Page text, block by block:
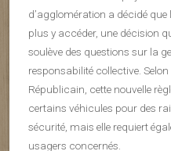
d’agglomération a décidé
plus y accéder, une décision
soulève des questions sur la
responsabilité collective.
Républicain, cette nouvelle
certains véhicules pour des
sécurité, mais elle requiert
usagers concernés.